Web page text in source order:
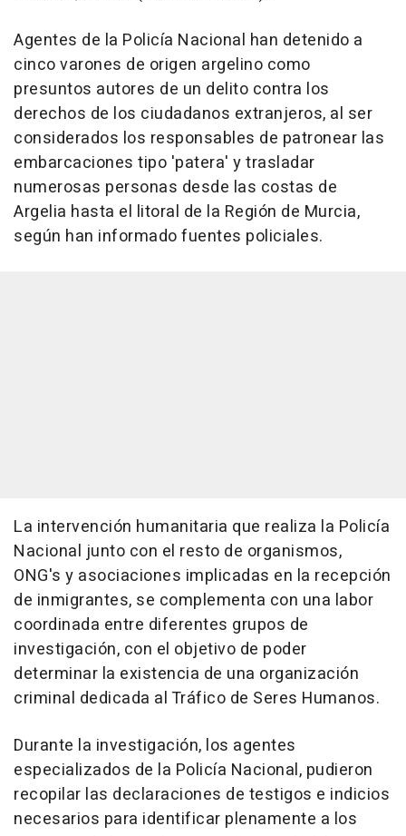
Agentes de la Policía Nacional han detenido a
cinco varones de origen argelino como
presuntos autores de un delito contra los
derechos de los ciudadanos extranjeros, al ser
considerados los responsables de patronear las
embarcaciones tipo 'patera' y trasladar
numerosas personas desde las costas de
Argelia hasta el litoral de la Región de Murcia,
según han informado fuentes policiales.
La intervención humanitaria que realiza la Policía
Nacional junto con el resto de organismos,
ONG's y asociaciones implicadas en la recepción
de inmigrantes, se complementa con una labor
coordinada entre diferentes grupos de
investigación, con el objetivo de poder
determinar la existencia de una organización
criminal dedicada al Tráfico de Seres Humanos.
Durante la investigación, los agentes
especializados de la Policía Nacional, pudieron
recopilar las declaraciones de testigos e indicios
necesarios para identificar plenamente a los